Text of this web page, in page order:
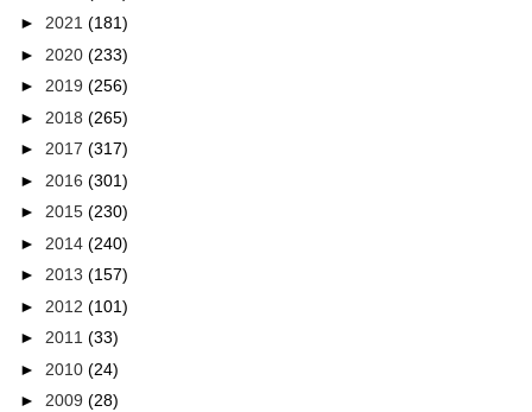
► 2021 (181)
► 2020 (233)
► 2019 (256)
► 2018 (265)
► 2017 (317)
► 2016 (301)
► 2015 (230)
► 2014 (240)
► 2013 (157)
► 2012 (101)
► 2011 (33)
► 2010 (24)
► 2009 (28)